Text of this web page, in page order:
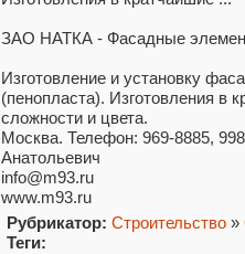
ЗАО НАТКА - Фасадные
Изготовление и установку
(пенопласта). Изготовления в
сложности и цвета.
Москва. Телефон: 969-8885,
Анатольевич
info@m93.ru
www.m93.ru
Рубрикатор: Строительство »
Теги: